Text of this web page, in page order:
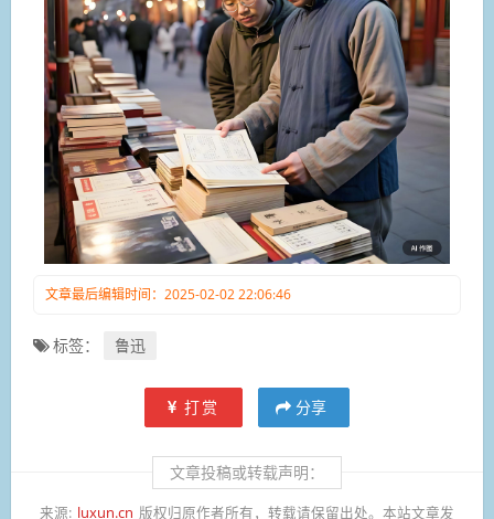
文章最后编辑时间：2025-02-02 22:06:46
标签： 鲁迅
打赏 分享
文章投稿或转载声明：
来源: luxun.cn 版权归原作者所有，转载请保留出处。本站文章发